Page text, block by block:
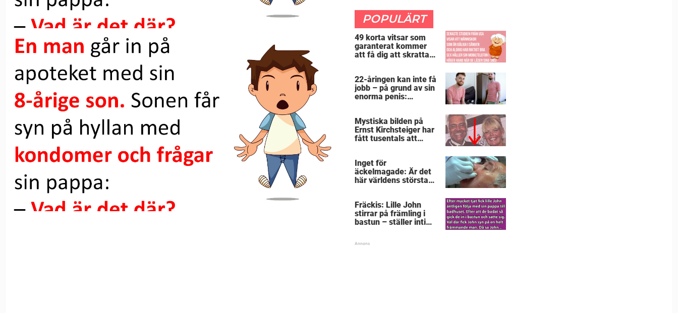
POPULÄRT
49 korta vitsar som
garanterat kommer
att få dig att skratta
22-åringen kan inte få
jobb – på grund av sin
enorma penis:
Mystiska bilden på
Ernst Kirchsteiger har
fått tusentals att
Inget för
äckelmagade: Är det
här världens största
Fräckis: Lille John
stirrar på främling i
bastun – ställer intim